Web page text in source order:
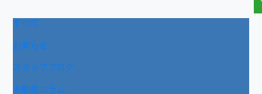
すべて
お知らせ
スタッフブログ
不動産コラム